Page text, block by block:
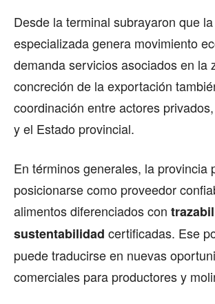
Desde la terminal subrayaron que
especializada genera movimiento
demanda servicios asociados en la
concreción de la exportación
coordinación entre actores
y el Estado provincial.
En términos generales, la provincia
posicionarse como proveedor
alimentos diferenciados con
sustentabilidad certificadas. Ese
puede traducirse en nuevas
comerciales para productores y